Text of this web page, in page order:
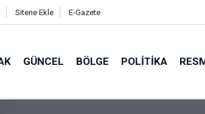
Sitene Ekle E-Gazete
GÜNCEL BÖLGE POLITIKA